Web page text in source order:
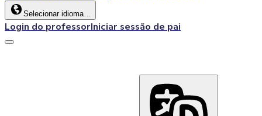
Selecionar idioma…
Login do professorIniciar sessão de pai